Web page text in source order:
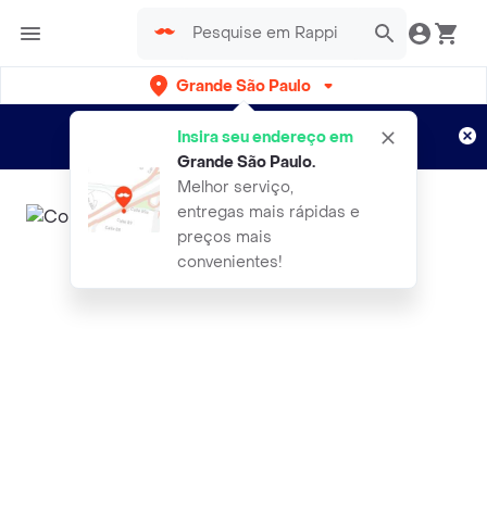
Grande São Paulo
Insira seu endereço em
Grande São Paulo.
Melhor serviço,
entregas mais rápidas e
preços mais
convenientes!
Entregas grátis por 15 dias!
Aplicam T&C